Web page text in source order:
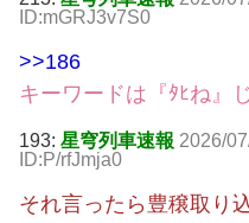
ID:mGRJ3v7S0
>>186
キーワードは『ﾀﾋね』
193: 星穹列車速報 2026/
ID:P/rfJmja0
それ言ったら豊穣取り